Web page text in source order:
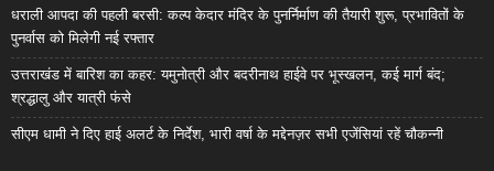
धराली आपदा की पहली बरसी: कल्प केदार मंदिर के पुनर्निर्माण की तैयारी शुरू, प्रभावितों के
पुनर्वास को मिलेगी नई रफ्तार
उत्तराखंड में बारिश का कहर: यमुनोत्री और बदरीनाथ हाईवे पर भूस्खलन, कई मार्ग बंद;
श्रद्धालु और यात्री फंसे
सीएम धामी ने दिए हाई अलर्ट के निर्देश, भारी वर्षा के मद्देनज़र सभी एजेंसियां रहें चौकन्नी